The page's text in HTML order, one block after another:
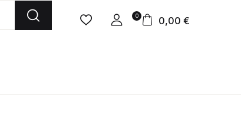
0 0,00 €